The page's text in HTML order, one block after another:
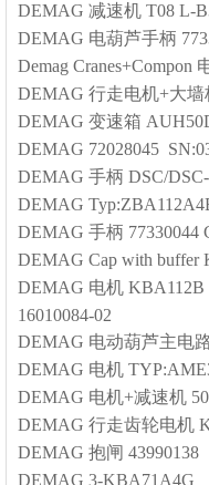
DEMAG 减速机 T08 L-
DEMAG 电葫芦手柄
Demag Cranes+Compon
DEMAG 行走电机+大墙
DEMAG 变速箱
DEMAG 72028045
DEMAG 手柄 DSC/
DEMAG
DEMAG 手柄 77330044
DEMAG Cap with buffer
DEMAG 电机 KBA112B
16010084-02
DEMAG 电动葫芦主电
DEMAG 电机
DEMAG 电机+减速机
DEMAG 行走齿轮电机
DEMAG 抱闸 43990138
DEMAG 3-KBA71A4G